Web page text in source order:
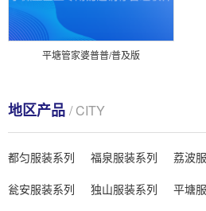
平塘管家婆普普/普及版
地区产品 / CITY
都匀服装系列 福泉服装系列 荔波
瓮安服装系列
独山服装系列 平塘